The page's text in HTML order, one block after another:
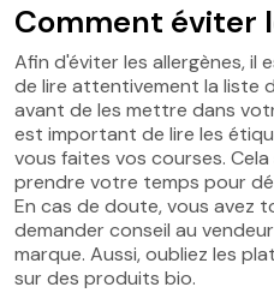
Comment éviter
Afin d'éviter les allergènes,
de lire attentivement la liste
avant de les mettre dans
est important de lire les
vous faites vos courses.
prendre votre temps pour
En cas de doute, vous avez
demander conseil au
marque. Aussi, oubliez les
sur des produits bio.